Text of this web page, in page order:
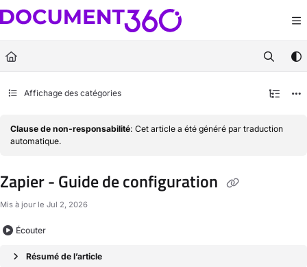
Documentation Index
Fetch the complete documentation index at:https://docs.document360.com/
Use this file to discover all available pages before exploring further.
Affichage des catégories
Clause de non-responsabilité: Cet article a été généré par traduction
automatique.
Zapier - Guide de configuration
Mis à jour le Jul 2, 2026
Écouter
Résumé de l’article